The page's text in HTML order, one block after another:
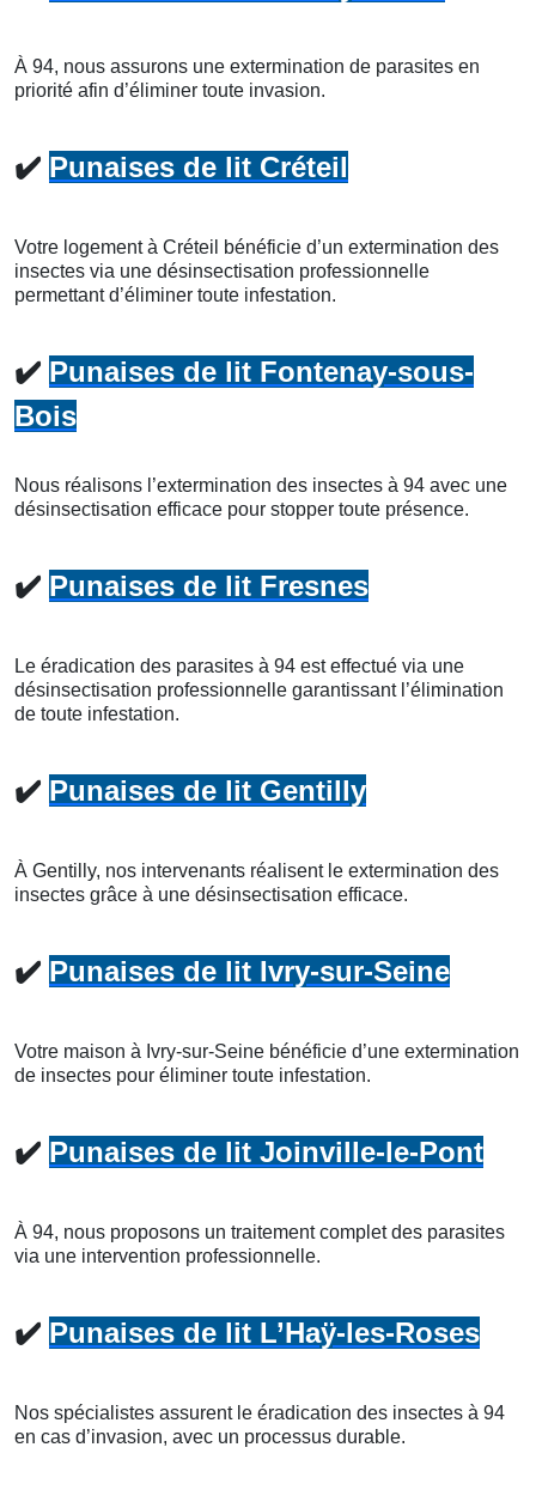
À 94, nous assurons une extermination de parasites en
priorité afin d’éliminer toute invasion.
✔️ Punaises de lit Créteil
Votre logement à Créteil bénéficie d’un extermination des
insectes via une désinsectisation professionnelle
permettant d’éliminer toute infestation.
✔️ Punaises de lit Fontenay-sous-
Bois
Nous réalisons l’extermination des insectes à 94 avec une
désinsectisation efficace pour stopper toute présence.
✔️ Punaises de lit Fresnes
Le éradication des parasites à 94 est effectué via une
désinsectisation professionnelle garantissant l’élimination
de toute infestation.
✔️ Punaises de lit Gentilly
À Gentilly, nos intervenants réalisent le extermination des
insectes grâce à une désinsectisation efficace.
✔️ Punaises de lit Ivry-sur-Seine
Votre maison à Ivry-sur-Seine bénéficie d’une extermination
de insectes pour éliminer toute infestation.
✔️ Punaises de lit Joinville-le-Pont
À 94, nous proposons un traitement complet des parasites
via une intervention professionnelle.
✔️ Punaises de lit L’Haÿ-les-Roses
Nos spécialistes assurent le éradication des insectes à 94
en cas d’invasion, avec un processus durable.